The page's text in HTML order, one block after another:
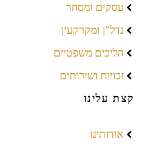
עסקים ומסחר
נדל"ן ומקרקעין
הליכים משפטיים
זכויות ושירותים
קצת עלינו
אודותינו